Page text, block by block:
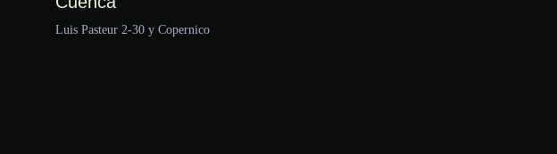
Luis Pasteur 2-30 y Copernico